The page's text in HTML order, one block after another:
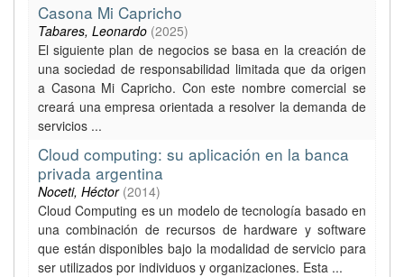
Casona Mi Capricho
Tabares, Leonardo (2025)
El siguiente plan de negocios se basa en la creación de
una sociedad de responsabilidad limitada que da origen
a Casona Mi Capricho. Con este nombre comercial se
creará una empresa orientada a resolver la demanda de
servicios ...
Cloud computing: su aplicación en la banca
privada argentina
Noceti, Héctor (2014)
Cloud Computing es un modelo de tecnología basado en
una combinación de recursos de hardware y software
que están disponibles bajo la modalidad de servicio para
ser utilizados por individuos y organizaciones. Esta ...